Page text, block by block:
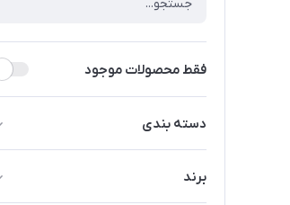
فقط محصولات موجود
دسته بندی
برند